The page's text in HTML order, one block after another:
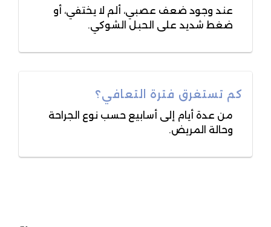
عند وجود ضعف عصبي، ألم لا يختفي، أو
ضغط شديد على الحبل الشوكي.
كم تستغرق فترة التعافي؟
من عدة أيام إلى أسابيع حسب نوع الجراحة
وحالة المريض.